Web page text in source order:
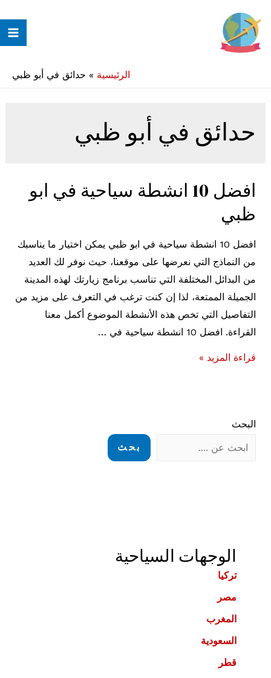
إلى
المحتوى
الرئيسية » حدائق في أبو ظبي
البحث
بحث
الوجهات السياحية
تركيا
مصر
المغرب
السعودية
قطر
حدائق في أبو ظبي
افضل 10 انشطة سياحية في ابو
ظبي
افضل 10 انشطة سياحية في ابو ظبي يمكن اختيار ما يناسبك
من النماذج التي نعرضها على موقعنا، حيث نوفر لك العديد
من البدائل المختلفة التي تناسب برنامج زيارتك لهذه المدينة
الجميلة الممتعة، لذا إن كنت ترغب في التعرف على مزيد من
التفاصيل التي تخص هذه الأنشطة الموضوع أكمل معنا
القراءة. افضل 10 انشطة سياحية في …
افضل
في
ابو
قراءة المزيد »